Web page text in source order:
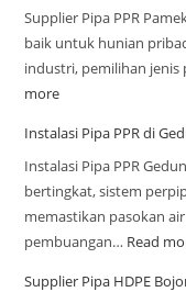
Supplier Pipa PPR
baik untuk hunian
industri, pemilihan jenis
more
Instalasi Pipa PPR di
Instalasi Pipa PPR
bertingkat, sistem
memastikan pasokan
pembuangan… Read
Supplier Pipa HDPE